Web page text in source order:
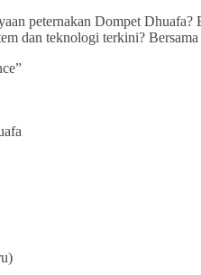
peternakan Dompet
dan teknologi terkini?